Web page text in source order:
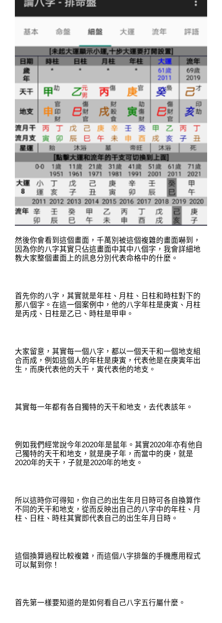
然後你會看到這個畫面 ， 千萬別被這個複雜的畫面嚇到
，
因為你的八字其實只佔這畫面中其中八個字，我會詳細地
教大家整個畫面上的訊息分別代表命格中的什麼 。
首先你的八字，其實就是年柱 、 月柱 、 日柱和時柱對下的
那八個字 。 在這一個案例中，他的八字年柱是庚寅 、 月柱
是丙戌 、 日柱是乙已 、 時柱是甲申 。
大家留意，其實每一個八字，都以一個天干和一個地支組
合而成，例如這個人的年柱是庚寅 ， 代表他是在庚寅年出
生 ， 而庚代表他的天干，寅代表他的地支 。
其實每一年都有各自獨特的天干和地支，去代表該年。
例如我們經常說今年2020年是鼠年 。 其實2020年亦有他自
己獨特的天干和地支 ， 就是庚子年，而當中的庚，就是
2020年的天干，子就是2020年的地支 。
所以這時你可得知，你自己的出生年月日時可各自換算作
不同的天干和地支 ， 從而反映出自己的八字中的年柱 、 月
柱 、 日柱 、 時柱其實即代表自己的出生年月日時 。
這個換算過程比較複雜，而這個八字排盤的手機應用程式
可以幫到你！
首先第一樣要知道的是如何看自己八字五行屬什麼 。